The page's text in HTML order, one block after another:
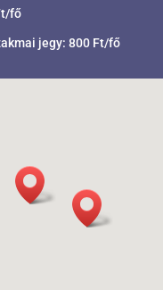
fő
jegy: 800 Ft/fő